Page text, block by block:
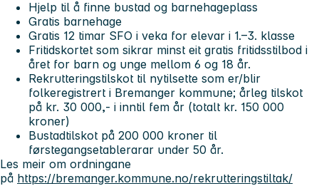
Hjelp til å finne bustad og barnehageplass
Gratis barnehage
Gratis 12 timar SFO i veka for elevar i 1.–3. klasse
Fritidskortet som sikrar minst eit gratis fritidsstilbod i
året for barn og unge mellom 6 og 18 år.
Rekrutteringstilskot til nytilsette som er/blir
folkeregistrert i Bremanger kommune; årleg tilskot
på kr. 30 000,- i inntil fem år (totalt kr. 150 000
kroner)
Bustadtilskot på 200 000 kroner til
førstegangsetablerarar under 50 år.
Les meir om ordningane
på https://bremanger.kommune.no/rekrutteringstiltak/